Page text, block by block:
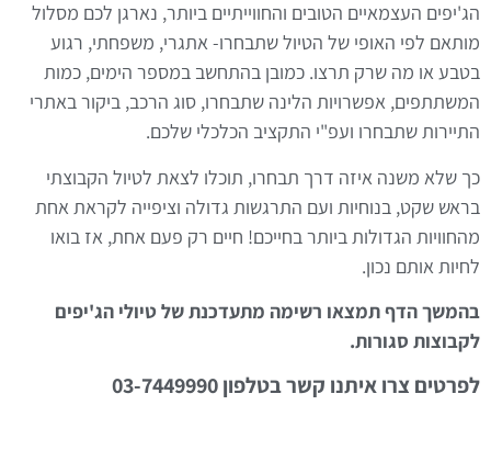
הג'יפים העצמאיים הטובים והחווייתיים ביותר, נארגן לכם מסלול
מותאם לפי האופי של הטיול שתבחרו- אתגרי, משפחתי, רגוע
בטבע או מה שרק תרצו. כמובן בהתחשב במספר הימים, כמות
המשתתפים, אפשרויות הלינה שתבחרו, סוג הרכב, ביקור באתרי
התיירות שתבחרו ועפ"י התקציב הכלכלי שלכם.
כך שלא משנה איזה דרך תבחרו, תוכלו לצאת לטיול הקבוצתי
בראש שקט, בנוחיות ועם התרגשות גדולה וציפייה לקראת אחת
מהחוויות הגדולות ביותר בחייכם! חיים רק פעם אחת, אז בואו
לחיות אותם נכון.
בהמשך הדף תמצאו רשימה מתעדכנת של טיולי הג'יפים
לקבוצות סגורות.
לפרטים צרו איתנו קשר בטלפון 03-7449990